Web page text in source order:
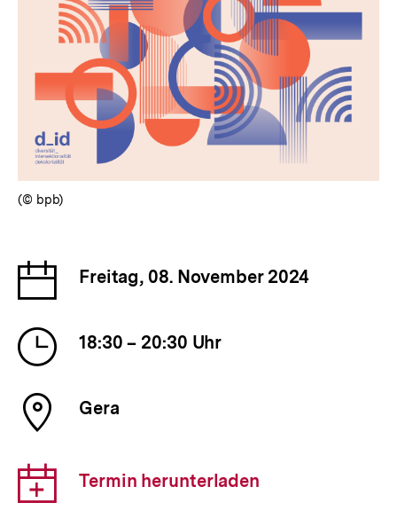
(© bpb)
Datum
der
Veranstaltung
Freitag, 08. November 2024
Uhrzeit
der
Veranstaltung
18:30 – 20:30 Uhr
Ort
der
Gera
Download-
Link:
Termin herunterladen